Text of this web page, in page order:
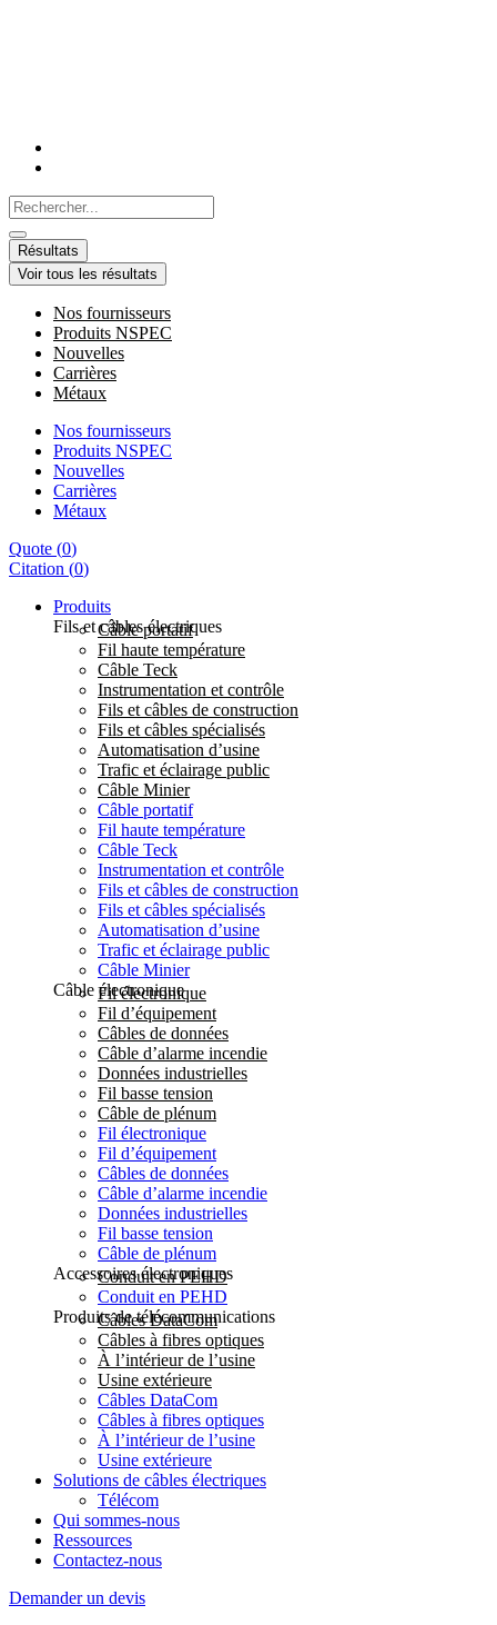
Search
...
Résultats
Voir tous les résultats
Nos fournisseurs
Produits NSPEC
Nouvelles
Carrières
Métaux
Nos fournisseurs
Produits NSPEC
Nouvelles
Carrières
Métaux
Quote (0)
Citation (0)
Produits
Fils et câbles électriques
Câble portatif
Fil haute température
Câble Teck
Instrumentation et contrôle
Fils et câbles de construction
Fils et câbles spécialisés
Automatisation d’usine
Trafic et éclairage public
Câble Minier
Câble portatif
Fil haute température
Câble Teck
Instrumentation et contrôle
Fils et câbles de construction
Fils et câbles spécialisés
Automatisation d’usine
Trafic et éclairage public
Câble Minier
Câble électronique
Fil électronique
Fil d’équipement
Câbles de données
Câble d’alarme incendie
Données industrielles
Fil basse tension
Câble de plénum
Fil électronique
Fil d’équipement
Câbles de données
Câble d’alarme incendie
Données industrielles
Fil basse tension
Câble de plénum
Accessoires électroniques
Conduit en PEHD
Conduit en PEHD
Produits de télécommunications
Câbles DataCom
Câbles à fibres optiques
À l’intérieur de l’usine
Usine extérieure
Câbles DataCom
Câbles à fibres optiques
À l’intérieur de l’usine
Usine extérieure
Solutions de câbles électriques
Télécom
Qui sommes-nous
Ressources
Contactez-nous
Demander un devis